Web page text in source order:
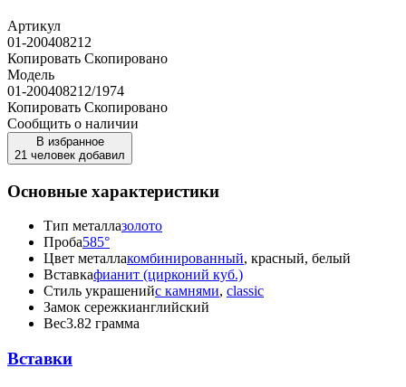
Артикул
01-200408212
Копировать Скопировано
Модель
01-200408212/1974
Копировать Скопировано
Сообщить о наличии
В избранное
21 человек добавил
Основные характеристики
Тип металлазолото
Проба585°
Цвет металлакомбинированный, красный, белый
Вставкафианит (цирконий куб.)
Стиль украшенийс камнями, classic
Замок сережкианглийский
Вес3.82 грамма
Вставки